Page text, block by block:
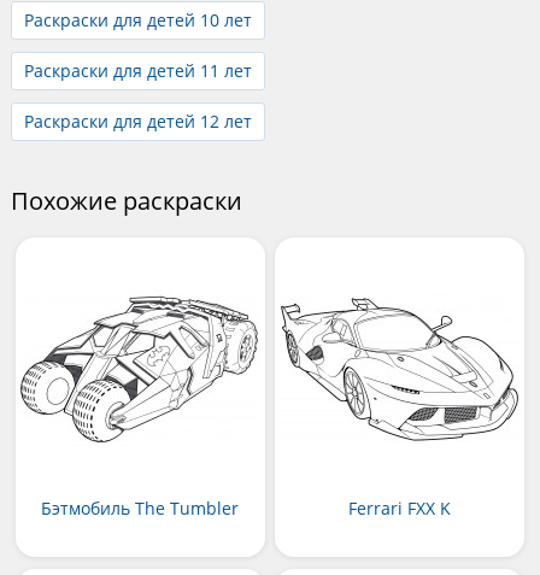
Раскраски для детей 10 лет
Раскраски для детей 11 лет
Раскраски для детей 12 лет
Похожие раскраски
Бэтмобиль The Tumbler Ferrari FXX K